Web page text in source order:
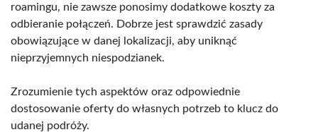
roamingu, nie zawsze ponosimy dodatkowe koszty za
odbieranie połączeń. Dobrze jest sprawdzić zasady
obowiązujące w danej lokalizacji, aby uniknąć
nieprzyjemnych niespodzianek.
Zrozumienie tych aspektów oraz odpowiednie
dostosowanie oferty do własnych potrzeb to klucz do
udanej podróży.